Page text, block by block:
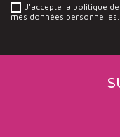
J'accepte la politique
mes données personnelles.